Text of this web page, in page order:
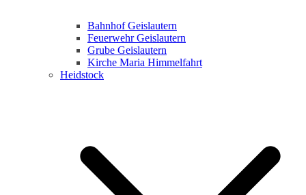
Bahnhof Geislautern
Feuerwehr Geislautern
Grube Geislautern
Kirche Maria Himmelfahrt
Heidstock